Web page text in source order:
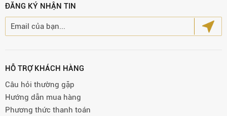
ĐĂNG KÝ NHẬN TIN
HỖ TRỢ KHÁCH HÀNG
Câu hỏi thường gặp
Hướng dẫn mua hàng
Phương thức thanh toán